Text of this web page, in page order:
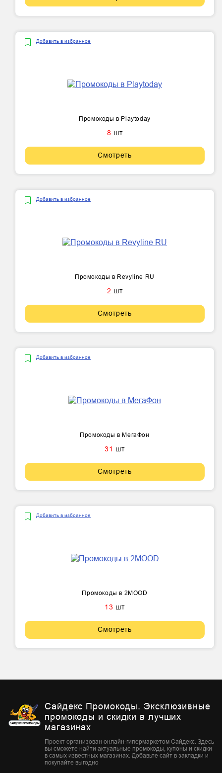
Добавить в избранное
Промокоды в Playtoday
8 шт
Смотреть
Добавить в избранное
Промокоды в Revyline RU
2 шт
Смотреть
Добавить в избранное
Промокоды в МегаФон
31 шт
Смотреть
Добавить в избранное
Промокоды в 2MOOD
13 шт
Смотреть
Сайдекс Промокоды. Эксклюзивные
промокоды и скидки в лучших
магазинах
Проект организован онлайн-гипермаркетом Сайдекс. Здесь
вы сможете найти актуальные промокоды, купоны и скидки
в самых известных магазинах. Добавьте сайт в закладки и
покупайте выгодно